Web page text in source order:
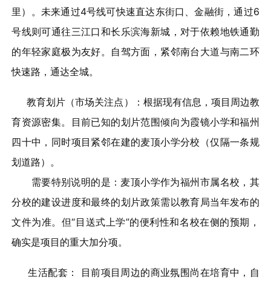
里）。未来通过4号线可快速直达东街口、金融街，通过6
号线则可通往三江口和长乐滨海新城，对于依赖地铁通勤
的年轻家庭极为友好。自驾方面，紧邻南台大道与南二环
快速路，通达全城。
教育划片（市场关注点）：根据现有信息，项目周边教
育资源密集。目前已知的划片范围倾向为霞镜小学和福州
四十中，同时项目紧邻在建的麦顶小学分校（仅隔一条规
划道路）。
需要特别说明的是：麦顶小学作为福州市属名校，其
分校的建设进度和最终的划片政策需以教育局当年发布的
文件为准。但“目送式上学”的便利性和名校在侧的预期，
确实是项目的重大加分项。
生活配套： 目前项目周边的商业氛围尚在培育中，自